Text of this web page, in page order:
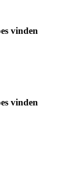
vinden
vinden